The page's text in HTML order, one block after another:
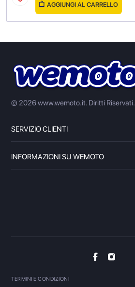
AGGIUNGI AL CARRELLO
© 2026 www.wemoto.it. Diritti Riservati.
SERVIZIO CLIENTI
INFORMAZIONI SU WEMOTO
TERMINI E CONDIZIONI